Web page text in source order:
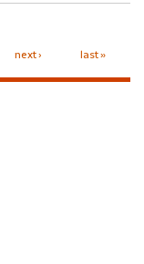
next › last »